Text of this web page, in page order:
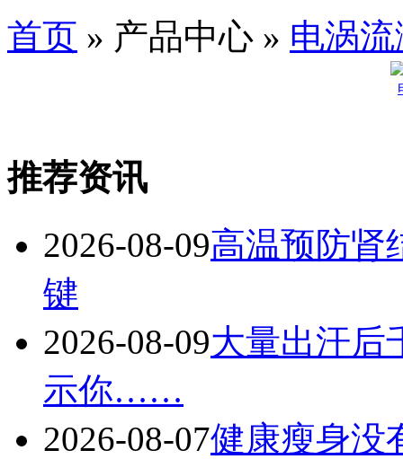
首页 » 产品中心 » 电涡
推荐资讯
2026-08-09高温预防肾
键
2026-08-09大量出汗后
示你……
2026-08-07健康瘦身没